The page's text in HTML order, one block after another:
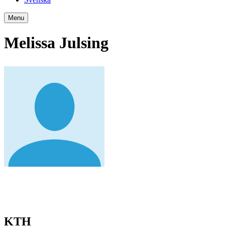
Menu
Melissa Julsing
KTH